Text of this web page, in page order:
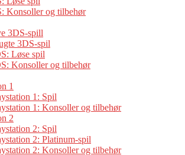
Konsoller og tilbehør
3DS-spill
3DS-spil
Løse spil
Konsoller og tilbehør
1
1: Spil
1: Konsoller og tilbehør
2
2: Spil
2: Platinum-spil
2: Konsoller og tilbehør